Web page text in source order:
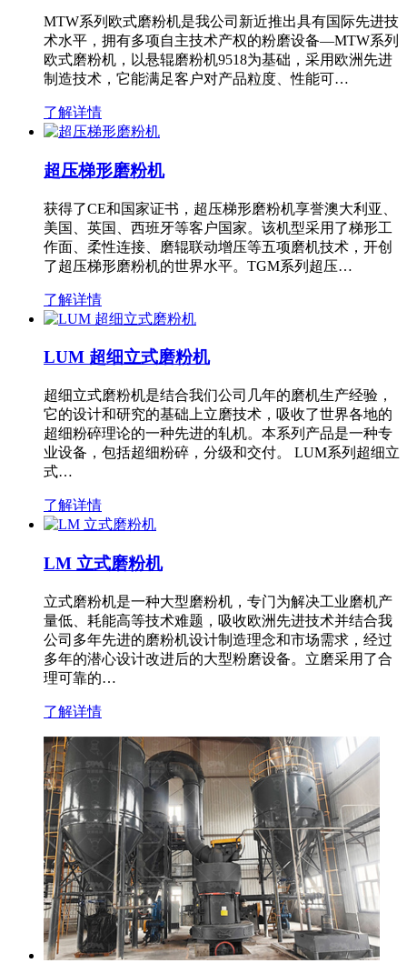
MTW系列欧式磨粉机是我公司新近推出具有国际先进技
术水平，拥有多项自主技术产权的粉磨设备—MTW系列
欧式磨粉机，以悬辊磨粉机9518为基础，采用欧洲先进
制造技术，它能满足客户对产品粒度、性能可…
了解详情
超压梯形磨粉机
获得了CE和国家证书，超压梯形磨粉机享誉澳大利亚、
美国、英国、西班牙等客户国家。该机型采用了梯形工
作面、柔性连接、磨辊联动增压等五项磨机技术，开创
了超压梯形磨粉机的世界水平。TGM系列超压…
了解详情
LUM 超细立式磨粉机
超细立式磨粉机是结合我们公司几年的磨机生产经验，
它的设计和研究的基础上立磨技术，吸收了世界各地的
超细粉碎理论的一种先进的轧机。本系列产品是一种专
业设备，包括超细粉碎，分级和交付。 LUM系列超细立
式…
了解详情
LM 立式磨粉机
立式磨粉机是一种大型磨粉机，专门为解决工业磨机产
量低、耗能高等技术难题，吸收欧洲先进技术并结合我
公司多年先进的磨粉机设计制造理念和市场需求，经过
多年的潜心设计改进后的大型粉磨设备。立磨采用了合
理可靠的…
了解详情